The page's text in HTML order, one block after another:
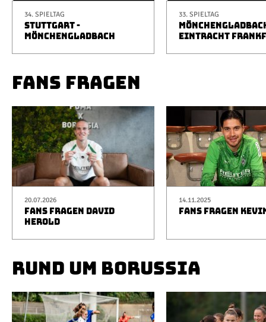
34. SPIELTAG
STUTTGART -
MÖNCHENGLADBACH
33. SPIELTAG
EINTRACHT
FANS FRAGEN
20.07.2026
FANS FRAGEN DAVID
HEROLD
14.11.2025
FANS FRAGEN
RUND UM BORUSSIA